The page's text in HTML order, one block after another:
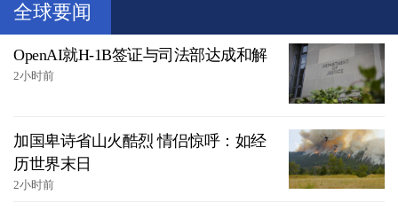
全球要闻
OpenAI就H-1B签证与司法部达成和解
2小时前
加国卑诗省山火酷烈 情侣惊呼：如经
历世界末日
2小时前